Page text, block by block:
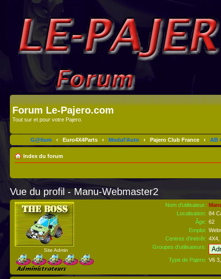
Forum Le-Pajero.com
Tout sur et pour votre Pajero.
G@lium ‹ Euro4X4Parts ‹ Modul'Auto ‹ Pajero Club France ‹ AB
Index du forum
Vue du profil - Manu-Webmaster2
Site Admin
Nom d’utilisateur:
Localisation: 84
Âge: 62
Emploi:
Centres d’intérêt: 4X4,
Groupes d’utilisateurs:
Type de Pajero: V6